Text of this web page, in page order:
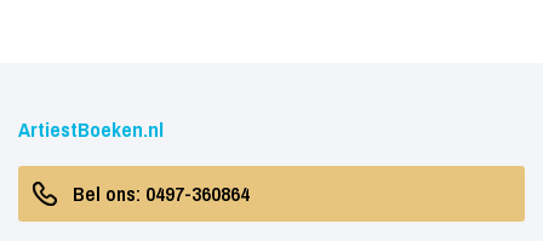
ArtiestBoeken.nl
Bel ons: 0497-360864